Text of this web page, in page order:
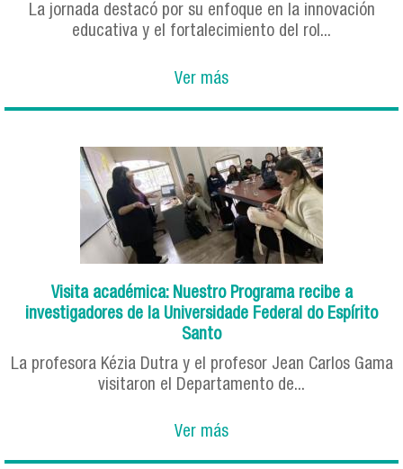
La jornada destacó por su enfoque en la innovación
educativa y el fortalecimiento del rol...
Ver más
Visita académica: Nuestro Programa recibe a
investigadores de la Universidade Federal do Espírito
Santo
La profesora Kézia Dutra y el profesor Jean Carlos Gama
visitaron el Departamento de...
Ver más